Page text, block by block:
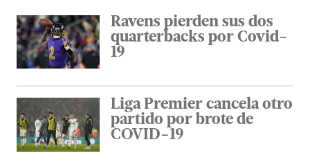
Ravens pierden sus dos
quarterbacks por Covid-
19
Liga Premier cancela otro
partido por brote de
COVID-19